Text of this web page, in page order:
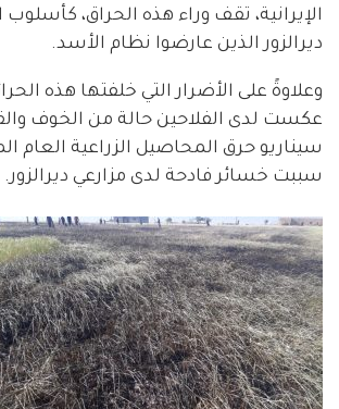
الإيرانية، تقف وراء هذه الحراق، كأسلوب
ديرالزور الذين عارضوا نظام الأسد.
وعلاوةً على الأضرار التي خلفتها هذه
عكست لدى الفلاحين حالة من الخوف
سيناريو حرق المحاصيل الزراعية العام
سببت خسائر فادحة لدى مزارعي ديرالزور.